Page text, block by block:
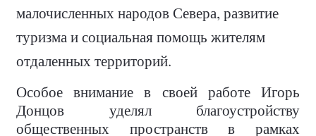
малочисленных народов Севера, развитие
туризма и социальная помощь жителям
отдаленных территорий.
Особое внимание в своей работе Игорь
Донцов уделял благоустройству
общественных пространств в рамках